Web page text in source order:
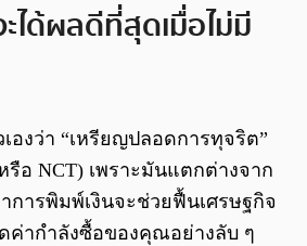
ได้ผลดีที่สุดเมื่อไม่มี
เองว่า “เหรียญปลอดการทุจริต”
หรือ NCT) เพราะมันแตกต่างจาก
การพิมพ์เงินจะช่วยฟื้นเศรษฐกิจ
ค่ากำลังซื้อของคุณอย่างลับ ๆ